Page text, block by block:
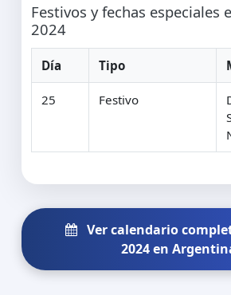
Festivos y fechas especiales
2024
Día Tipo
25 Festivo
Ver calendario
2024 en